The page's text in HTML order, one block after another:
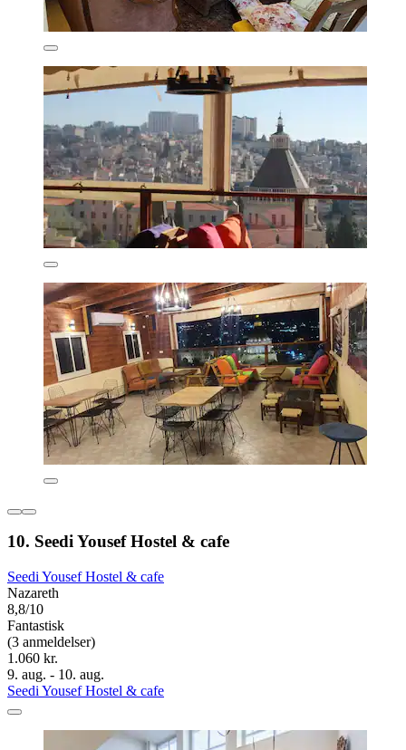
10. Seedi Yousef Hostel & cafe
Seedi Yousef Hostel & cafe
Nazareth
8,8/10
Fantastisk
(3 anmeldelser)
1.060 kr.
9. aug. - 10. aug.
Seedi Yousef Hostel & cafe